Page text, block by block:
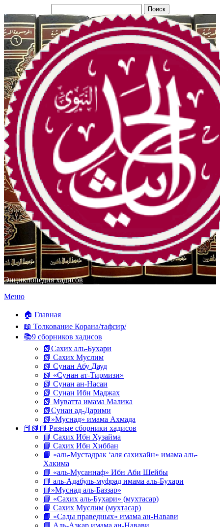
Энциклопедия хадисов
Перейти
содержимому
Меню
🏠 Главная
📖 Толкование Корана/тафсир/
📚9 сборников хадисов
📗Сахих аль-Бухари
📗 Сахих Муслим
📗 Сунан Абу Дауд
📗 «Сунан ат-Тирмизи»
📗 Сунан ан-Насаи
📗 Сунан Ибн Маджах
📗 Муватта имама Малика
📗Сунан ад-Дарими
📗»Муснад» имама Ахмада
📕📗📘 Разные сборники хадисов
📘 Сахих Ибн Хузайма
📘 Сахих Ибн Хиббан
📘 «аль-Мустадрак ‘аля сахихайн» имама аль-
Хакима
📘 «аль-Мусаннаф» Ибн Аби Шейбы
📘 аль-Адабуль-муфрад имама аль-Бухари
📘»Муснад аль-Баззар»
📘 «Сахих аль-Бухари» (мухтасар)
📘 Сахих Муслим (мухтасар)
📘 «Сады праведных» имама ан-Навави
📘 Аль-Азкар имама ан-Навави